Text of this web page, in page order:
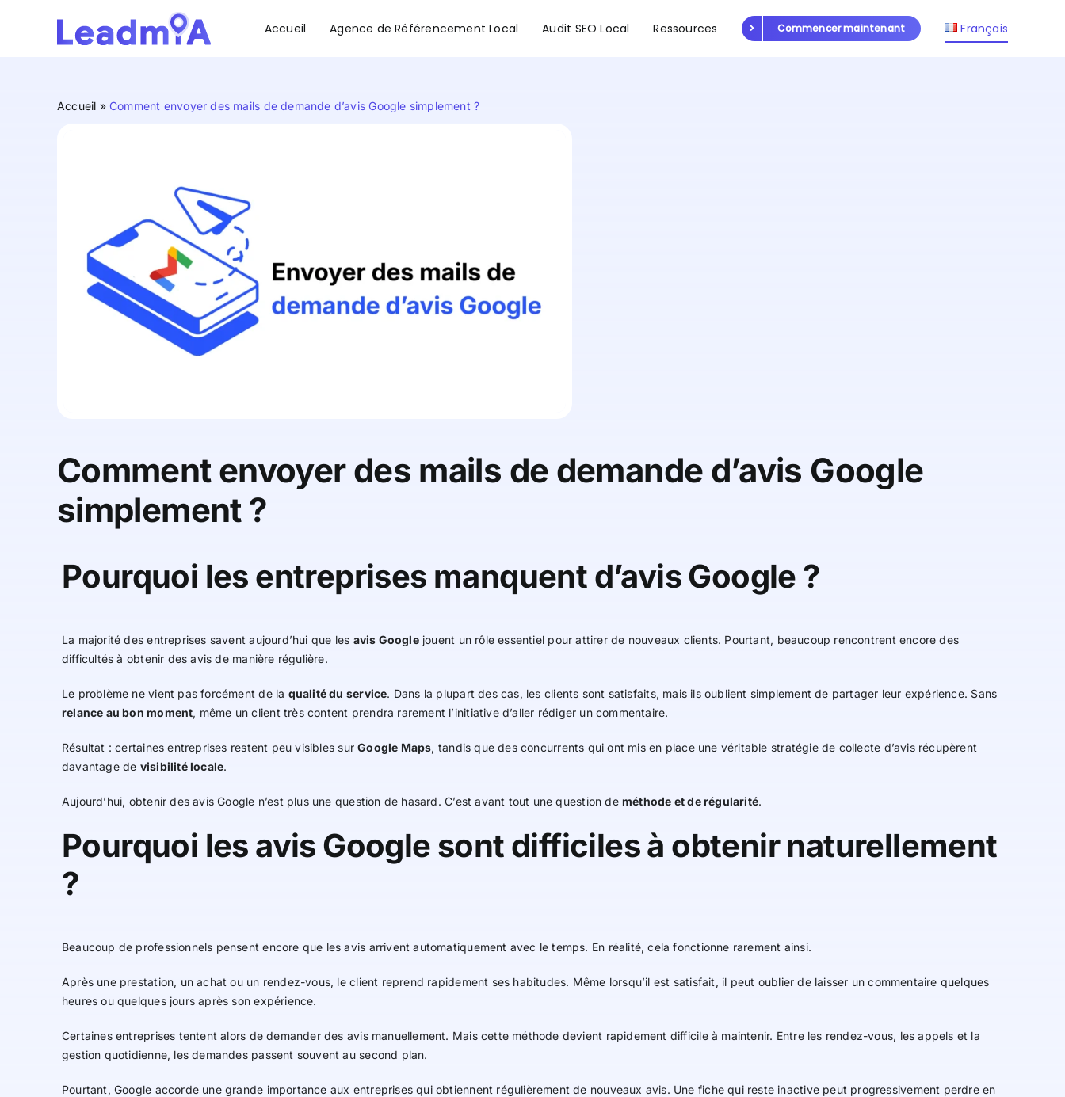
Accueil Agence de Référencement Local Audit SEO Local Ressources Commencer maintenant Français
Accueil »Comment envoyer des mails de demande d’avis Google simplement ?
Comment envoyer des mails de demande d’avis Google
simplement ?
Pourquoi les entreprises manquent d’avis Google ?
La majorité des entreprises savent aujourd’hui que les avis Googlejouent un rôle essentiel pour attirer de nouveaux clients. Pourtant, beaucoup rencontrent encore des
difficultés à obtenir des avis de manière régulière.
Le problème ne vient pas forcément de la qualité du service. Dans la plupart des cas, les clients sont satisfaits, mais ils oublient simplement de partager leur expérience. Sans
relance au bon moment, même un client très content prendra rarement l’initiative d’aller rédiger un commentaire.
Résultat : certaines entreprises restent peu visibles surGoogle Maps, tandis que des concurrents qui ont mis en place une véritable stratégie de collecte d’avis récupèrent
davantage de visibilité locale.
Aujourd’hui, obtenir des avis Google n’est plus une question de hasard. C’est avant tout une question deméthode et de régularité.
Pourquoi les avis Google sont difficiles à obtenir naturellement
?
Beaucoup de professionnels pensent encore que les avis arrivent automatiquement avec le temps. En réalité, cela fonctionne rarement ainsi.
Après une prestation, un achat ou un rendez-vous, le client reprend rapidement ses habitudes. Même lorsqu’il est satisfait, il peut oublier de laisser un commentaire quelques
heures ou quelques jours après son expérience.
Certaines entreprises tentent alors de demander des avis manuellement. Mais cette méthode devient rapidement difficile à maintenir. Entre les rendez-vous, les appels et la
gestion quotidienne, les demandes passent souvent au second plan.
Pourtant, Google accorde une grande importance aux entreprises qui obtiennent régulièrement de nouveaux avis. Une fiche qui reste inactive peut progressivement perdre en